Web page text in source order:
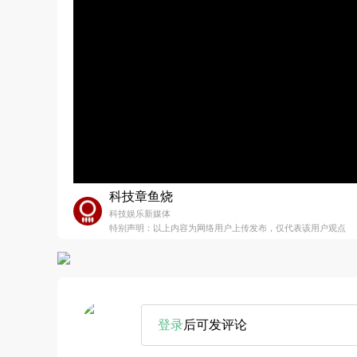
科技章鱼烧
科技娱乐新媒体
特别声明：以上内容为网络用户上传发布，仅代表该用户观点
登录后可发评论